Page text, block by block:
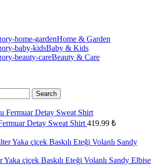
Home & Garden
Baby & Kids
Beauty & Care
Search
Detay Sweat Shirt 419.99 ₺
çiçek Baskılı Eteği Volanlı Sandy Elbise